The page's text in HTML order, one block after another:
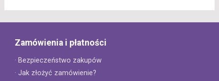
Zamówienia i płatności
· Bezpieczeństwo zakupów
· Jak złożyć zamówienie?